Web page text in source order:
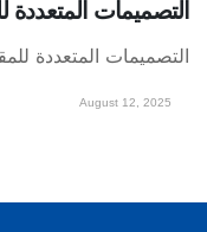
التصميمات
التصميمات المتعددة
August 12, 2025